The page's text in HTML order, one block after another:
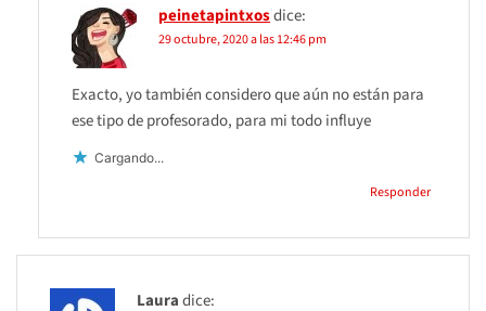
peinetapintxosdice:
29 octubre, 2020 a las 12:46 pm
Exacto, yo también considero que aún no están para
ese tipo de profesorado, para mi todo influye
Cargando...
Responder
Lauradice: